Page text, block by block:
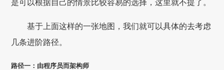
是可以根据自己的情景比较容易的选择，这里就不提了。
基于上面这样的一张地图，我们就可以具体的去考虑
几条进阶路径。
路径一：由程序员而架构师